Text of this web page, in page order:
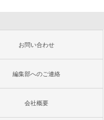
お問い合わせ
編集部へのご連絡
会社概要